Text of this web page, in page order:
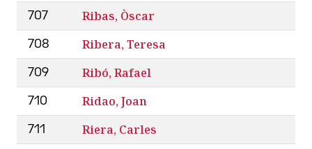
707 Ribas, Òscar
708 Ribera, Teresa
709 Ribó, Rafael
710 Ridao, Joan
711 Riera, Carles